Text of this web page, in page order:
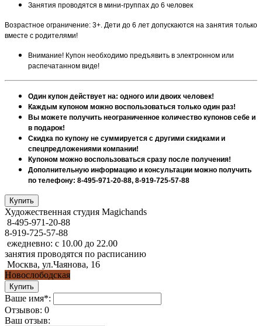
Занятия проводятся в мини-группах до 6 человек
Возрастное ограничение: 3+. Дети до 6 лет допускаются на занятия только
вместе с родителями!
Внимание! Купон необходимо предъявить в электронном или
распечатанном виде!
Один купон действует на: одного или двоих человек!
Каждым купоном можно воспользоваться только один раз!
Вы можете получить неограниченное количество купонов себе и
в подарок!
Скидка по купону не суммируется с другими скидками и
спецпредложениями компании!
Купоном можно воспользоваться сразу после получения!
Дополнительную информацию и консультации можно получить
по телефону: 8-495-971-20-88, 8-919-725-57-88
Художественная студия Magichands
8-495-971-20-88
8-919-725-57-88
ежедневно: с 10.00 до 22.00
занятия проводятся по расписанию
Москва, ул.Чаянова, 16
Новослободская
Ваше имя*:
Отзывов: 0
Ваш отзыв: